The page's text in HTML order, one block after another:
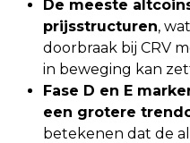
De meeste
prijsstructuren,
doorbraak bij CRV
in beweging kan
Fase D en E
een grotere
betekenen dat de